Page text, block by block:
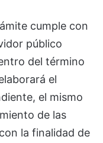
cumple con
público
del término
el
el mismo
de las
la finalidad de